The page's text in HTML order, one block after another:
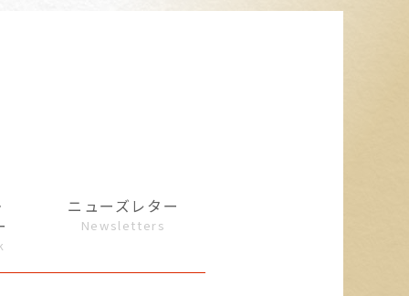
ニューズレター
Newsletters